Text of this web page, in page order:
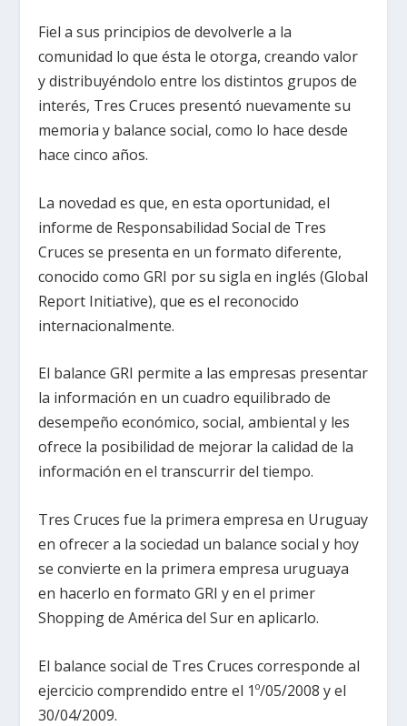
Fiel a sus principios de devolverle a la
comunidad lo que ésta le otorga, creando valor
y distribuyéndolo entre los distintos grupos de
interés, Tres Cruces presentó nuevamente su
memoria y balance social, como lo hace desde
hace cinco años.
La novedad es que, en esta oportunidad, el
informe de Responsabilidad Social de Tres
Cruces se presenta en un formato diferente,
conocido como GRI por su sigla en inglés (Global
Report Initiative), que es el reconocido
internacionalmente.
El balance GRI permite a las empresas presentar
la información en un cuadro equilibrado de
desempeño económico, social, ambiental y les
ofrece la posibilidad de mejorar la calidad de la
información en el transcurrir del tiempo.
Tres Cruces fue la primera empresa en Uruguay
en ofrecer a la sociedad un balance social y hoy
se convierte en la primera empresa uruguaya
en hacerlo en formato GRI y en el primer
Shopping de América del Sur en aplicarlo.
El balance social de Tres Cruces corresponde al
ejercicio comprendido entre el 1º/05/2008 y el
30/04/2009.